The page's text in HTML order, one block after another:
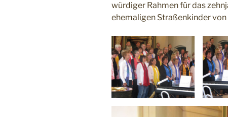
würdiger Rahmen für das
ehemaligen Straßenkinder von